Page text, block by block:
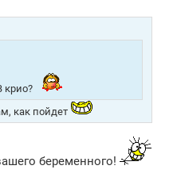
крио?
как пойдет
беременного!